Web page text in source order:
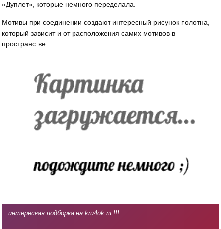
«Дуплет», которые немного переделала.
Мотивы при соединении создают интересный рисунок полотна,
который зависит и от расположения самих мотивов в
пространстве.
интересная подборка на kru4ok.ru !!!